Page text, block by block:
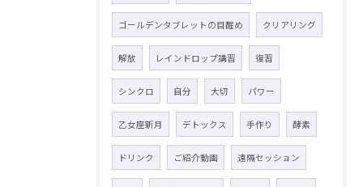
ゴールデンタブレットの目醒め クリアリング
解放 レインドロップ講習 復習
シンクロ 自分 大切 パワー
乙女座新月 デトックス 手作り 酵素
ドリンク ご紹介動画 遠隔セッション